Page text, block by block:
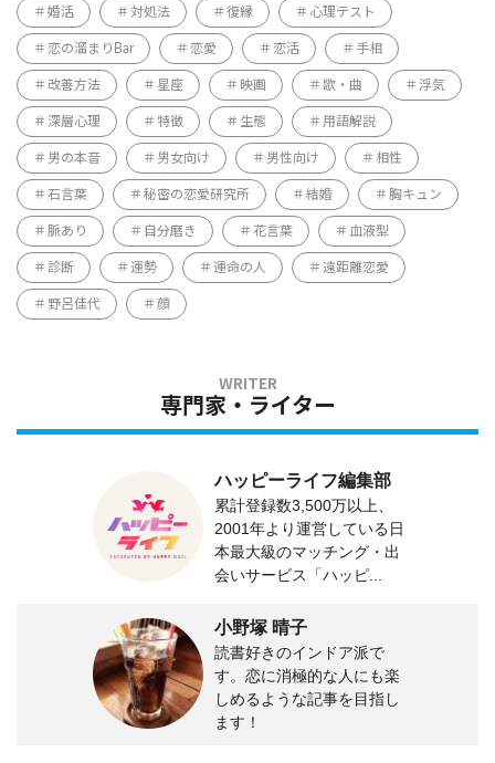
婚活 対処法 復縁 心理テスト
恋の溜まりBar 恋愛 恋活 手相
改善方法 星座 映画 歌・曲 浮気
深層心理 特徴 生態 用語解説
男の本音 男女向け 男性向け 相性
石言葉 秘密の恋愛研究所 結婚 胸キュン
脈あり 自分磨き 花言葉 血液型
診断 運勢 運命の人 遠距離恋愛
野呂佳代 顔
専門家・ライター
ハッピーライフ編集部
累計登録数3,500万以上、
2001年より運営している日
本最大級のマッチング・出
会いサービス「ハッピ...
小野塚 晴子
読書好きのインドア派で
す。恋に消極的な人にも楽
しめるような記事を目指し
ます！